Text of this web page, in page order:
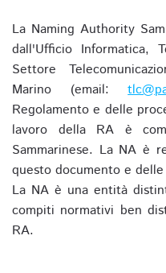
La Naming Authority
dall'Ufficio Informatica,
Settore
Marino (email:
Regolamento e delle
lavoro della RA è
Sammarinese. La NA è
questo documento e
La NA è una entità
compiti normativi ben
RA.